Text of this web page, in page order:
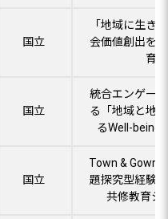
国立
「地域に生き
会価値創出を
育
国立
統合エンゲー
る「地域と地
るWell-being
国立
Town & Gown
題探究型経験
共修教育シ